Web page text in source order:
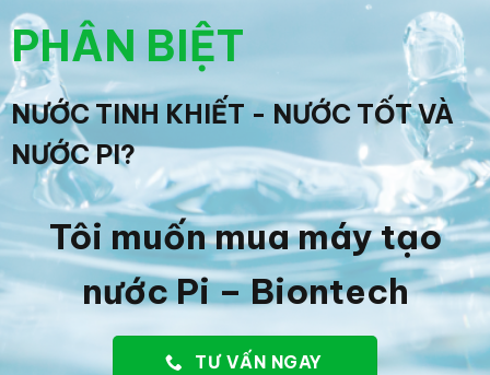
PHÂN BIỆT
NƯỚC TINH KHIẾT - NƯỚC TỐT VÀ
NƯỚC PI?
Tôi muốn mua máy tạo
nước Pi – Biontech
TƯ VẤN NGAY